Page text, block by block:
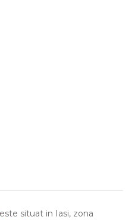
este situat in Iasi, zona